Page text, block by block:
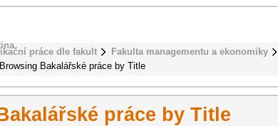
práce dle fakult Fakulta managementu a ekonomiky
Browsing Bakalářské práce by Title
práce by Title